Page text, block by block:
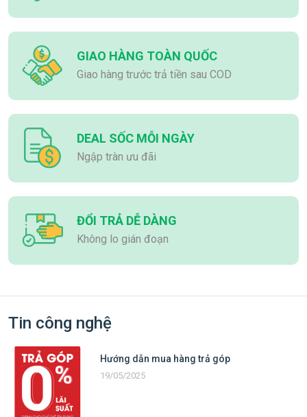
GIAO HÀNG TOÀN QUỐC
Giao hàng trước trả tiền sau COD
DEAL SỐC MỖI NGÀY
Ngập tràn ưu đãi
ĐỔI TRẢ DỄ DÀNG
Không lo gián đoạn
Tin công nghệ
Hướng dẫn mua hàng trả góp
19/05/2025